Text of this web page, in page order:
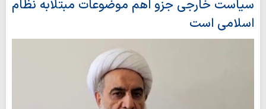
سیاست خارجی جزو اهم موضوعات مبتلابه نظام
اسلامی است